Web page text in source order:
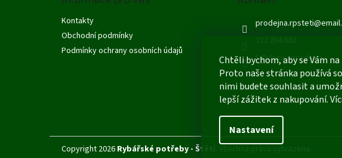
Chtěli bychom, aby se Vám
Proto naše stránka používá
nimi budete souhlasit a
lepší zážitek z nakupování.
Nastavení
Kontakty
Obchodní podmínky
Podmínky ochrany osobních údajů
prodejna.rpsteti@
S Rybou - prodejna
Copyright 2026 Rybářské potřeby - Štětí